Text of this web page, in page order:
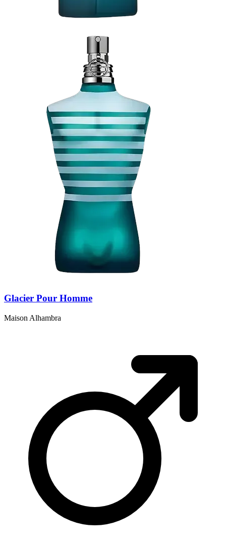
Glacier Pour Homme
Maison Alhambra